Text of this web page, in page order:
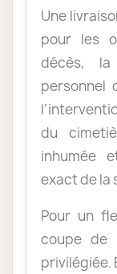
Une
pour les
décès,
personnel
du
inhumée
exact de la
Pour un
coupe de
privilégiée.